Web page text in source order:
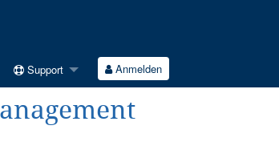
Support Anmelden